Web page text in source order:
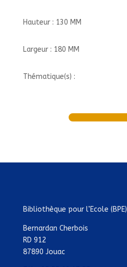
Hauteur : 130 MM
Largeur : 180 MM
Thématique(s) :
Bibliothèque pour l’Ecole (BPE)
Bernardan Cherbois
RD 912
87890 Jouac